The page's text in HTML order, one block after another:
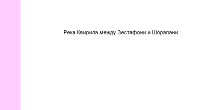
Река Квирила между Зестафони и Шорапани.